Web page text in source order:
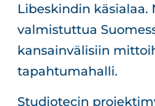
Libeskindin käsialaa.
valmistuttua
kansainvälisiin
tapahtumahalli.
Studiotecin